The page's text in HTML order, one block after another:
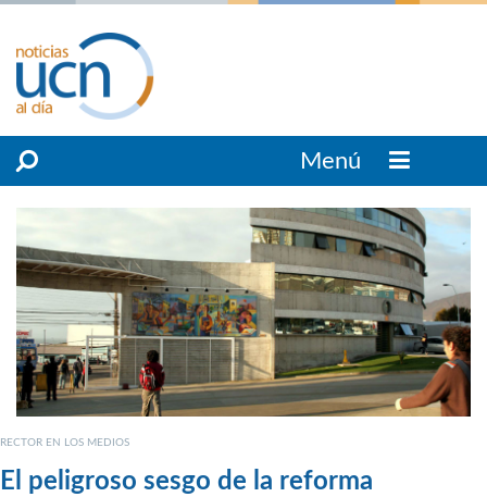
Menú
RECTOR EN LOS MEDIOS
El peligroso sesgo de la reforma